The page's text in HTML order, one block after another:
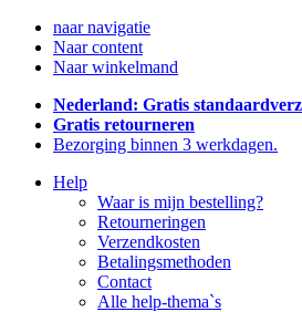
naar navigatie
Naar content
Naar winkelmand
Nederland: Gratis
Gratis retourneren
Bezorging binnen 3 werkdagen.
Help
Waar is mijn bestelling?
Retourneringen
Verzendkosten
Betalingsmethoden
Contact
Alle help-thema`s